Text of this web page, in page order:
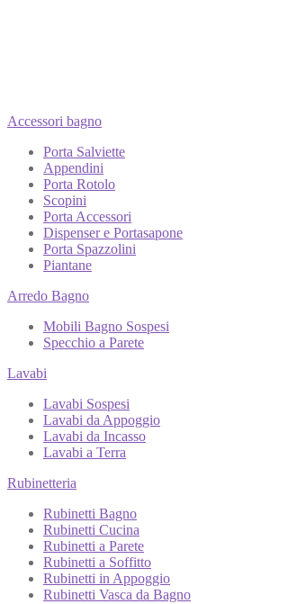
Accessori bagno
Porta Salviette
Appendini
Porta Rotolo
Scopini
Porta Accessori
Dispenser e Portasapone
Porta Spazzolini
Piantane
Arredo Bagno
Mobili Bagno Sospesi
Specchio a Parete
Lavabi
Lavabi Sospesi
Lavabi da Appoggio
Lavabi da Incasso
Lavabi a Terra
Rubinetteria
Rubinetti Bagno
Rubinetti Cucina
Rubinetti a Parete
Rubinetti a Soffitto
Rubinetti in Appoggio
Rubinetti Vasca da Bagno